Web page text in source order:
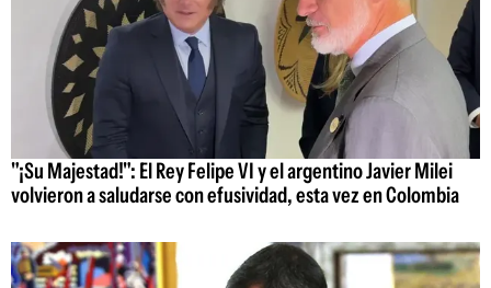
"¡Su Majestad!": El Rey Felipe VI y el argentino Javier Milei
volvieron a saludarse con efusividad, esta vez en Colombia